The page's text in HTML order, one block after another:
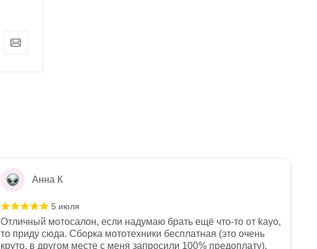
Анна К
5 июля
Отличный мотосалон, если надумаю брать ещё что-то от kayo,
то приду сюда. Сборка мототехники бесплатная (это очень
круто, в другом месте с меня запросили 100% предоплату),